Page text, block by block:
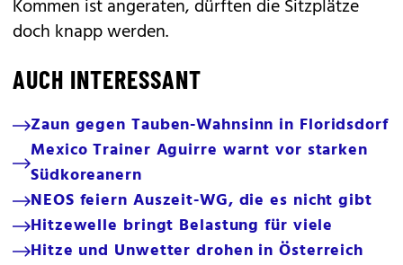
Kommen ist angeraten, dürften die Sitzplätze
doch knapp werden.
AUCH INTERESSANT
Zaun gegen Tauben-Wahnsinn in Floridsdorf
Mexico Trainer Aguirre warnt vor starken
Südkoreanern
NEOS feiern Auszeit-WG, die es nicht gibt
Hitzewelle bringt Belastung für viele
Hitze und Unwetter drohen in Österreich